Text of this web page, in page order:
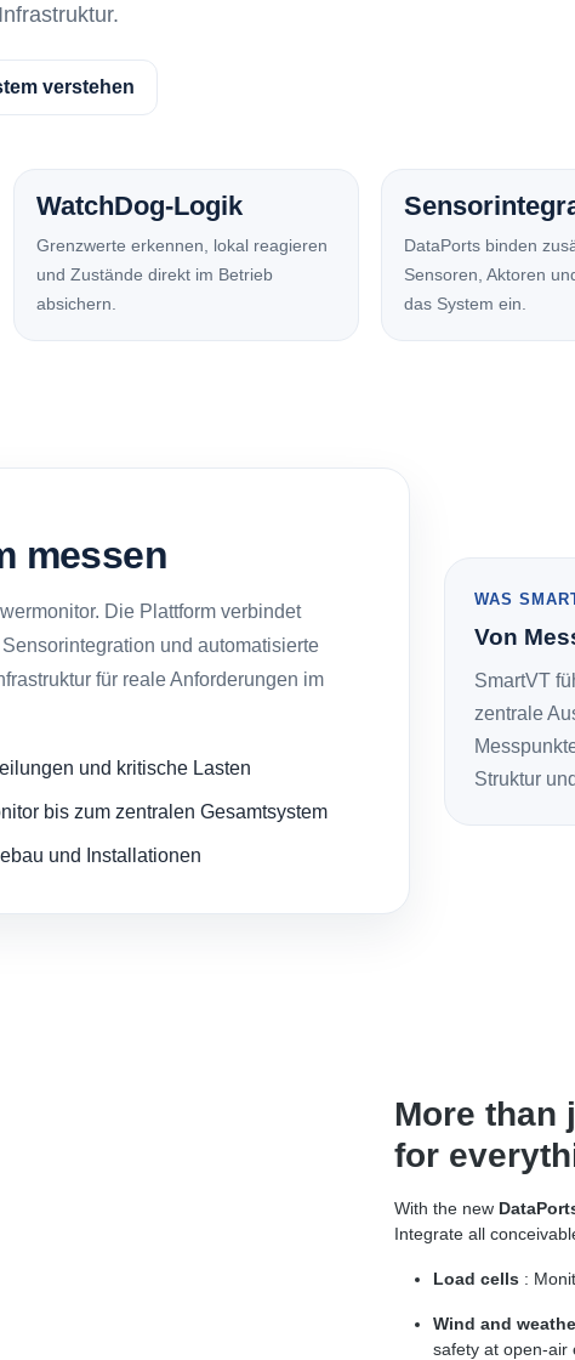
verstehen
WatchDog-Logik
Grenzwerte erkennen, lokal reagieren
und Zustände direkt im Betrieb
absichern.
DataPorts binden
Sensoren, Aktoren
das System ein.
messen
Die Plattform verbindet
und automatisierte
für reale Anforderungen im
und kritische Lasten
bis zum zentralen Gesamtsystem
und Installationen
WAS
Von
SmartVT
zentrale
Struktur
More than
for
With the new
Integrate all
Load cells :
Wind and
safety at open-air